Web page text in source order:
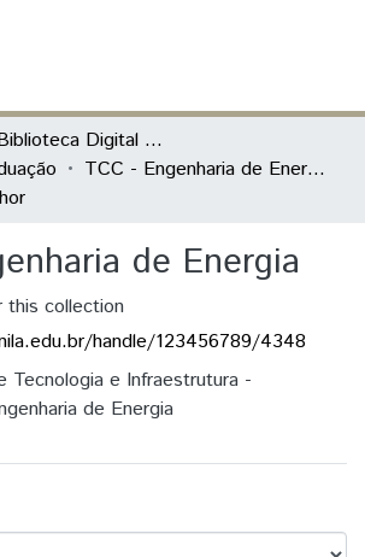
UNILA | Biblioteca Digital de Trabalhos de Conclusão de Curso
TCC - Engenharia de Energia
de Energia
this collection
handle/123456789/4348
Tecnologia e Infraestrutura -
de Energia